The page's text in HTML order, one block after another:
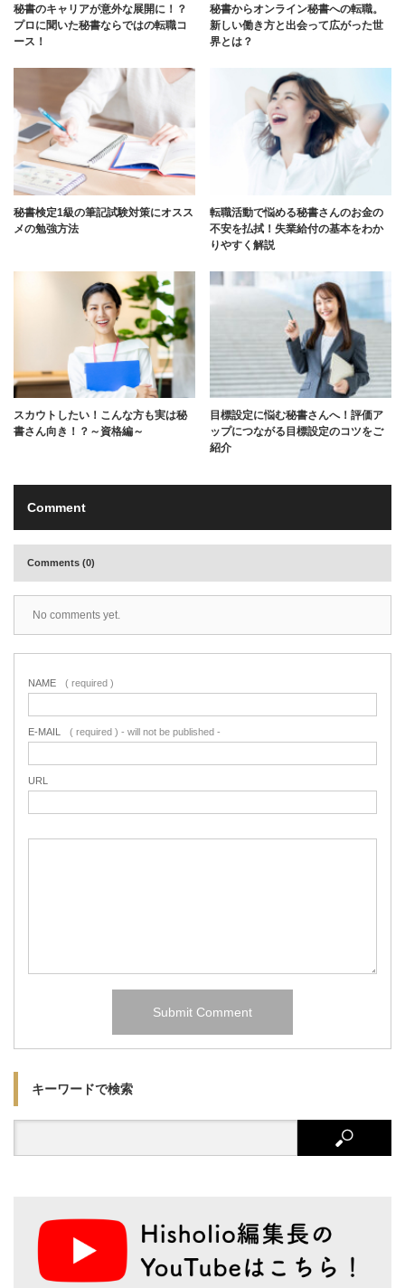
秘書のキャリアが意外な展開に！？
プロに聞いた秘書ならではの転職コ
ース！
秘書からオンライン秘書への転職。
新しい働き方と出会って広がった世
界とは？
秘書検定1級の筆記試験対策にオスス
メの勉強方法
転職活動で悩める秘書さんのお金の
不安を払拭！失業給付の基本をわか
りやすく解説
スカウトしたい！こんな方も実は秘
書さん向き！？～資格編～
目標設定に悩む秘書さんへ！評価ア
ップにつながる目標設定のコツをご
紹介
Comment
Comments (0)
No comments yet.
NAME ( required )
E-MAIL ( required ) - will not be published -
URL
キーワードで検索